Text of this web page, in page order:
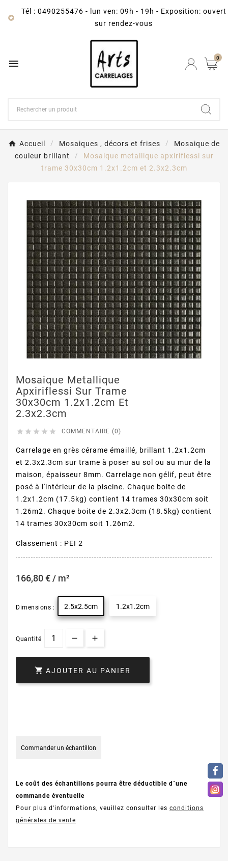

Tél : 0490255476 -
lun ven: 09h - 19h - Exposition: ouvert
sur rendez-vous
 0
Accueil Mosaiques , décors et frises
Mosaique de
couleur brillant
Mosaique metallique apxiriflessi sur
trame 30x30cm 1.2x1.2cm et 2.3x2.3cm
Mosaique Metallique
Apxiriflessi Sur Trame
30x30cm 1.2x1.2cm Et
2.3x2.3cm
     COMMENTAIRE (0)
Carrelage en grès cérame émaillé, brillant 1.2x1.2cm
et 2.3x2.3cm sur trame à poser au sol ou au mur de la
maison, épaisseur 8mm. Carrelage non gélif, peut être
posé à l'intérieur de la piscine. Chaque boite de
1.2x1.2cm (17.5kg) contient 14 trames 30x30cm soit
1.26m2. Chaque boite de 2.3x2.3cm (18.5kg) contient
14 trames 30x30cm soit 1.26m2.
Classement : PEI 2
166,80 € / m²
Dimensions : 2.5x2.5cm 1.2x1.2cm
Quantité
 AJOUTER AU PANIER
Commander un échantillon
Le coût des échantillons pourra être déductible d´une
commande éventuelle
Pour plus d'informations, veuillez consulter les conditions
générales de vente